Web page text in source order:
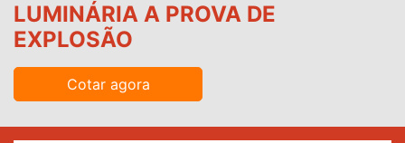
LUMINÁRIA A PROVA DE
EXPLOSÃO
Cotar agora